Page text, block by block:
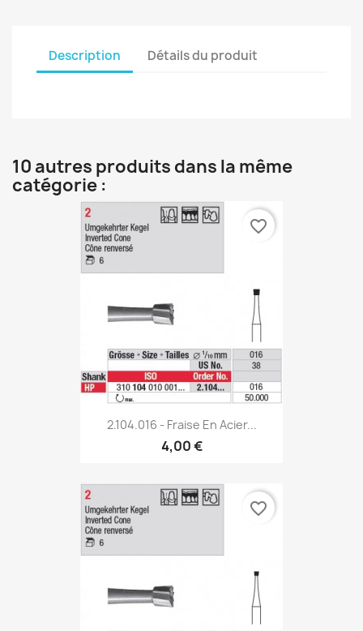
Description Détails du produit
10 autres produits dans la même
catégorie :
2.104.016 - Fraise En Acier...
4,00 €
favorite_border
favorite_border